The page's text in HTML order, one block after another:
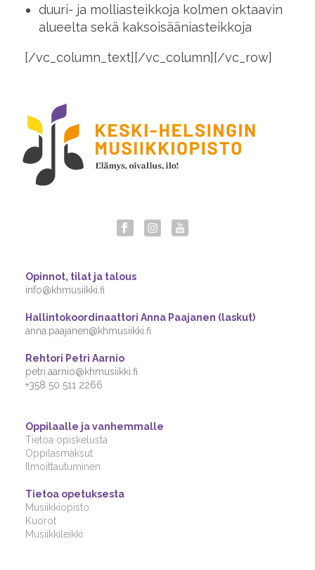
duuri- ja molliasteikkoja kolmen oktaavin
alueelta sekä kaksoisääniasteikkoja
[/vc_column_text][/vc_column][/vc_row]
Opinnot, tilat ja talous
info@khmusiikki.fi
Hallintokoordinaattori Anna Paajanen (laskut)
anna.paajanen@khmusiikki.fi
Rehtori Petri Aarnio
petri.aarnio@khmusiikki.fi
+358 50 511 2266
Oppilaalle ja vanhemmalle
Tietoa opiskelusta
Oppilasmaksut
Ilmoittautuminen
Tietoa opetuksesta
Musiikkiopisto
Kuorot
Musiikkileikki